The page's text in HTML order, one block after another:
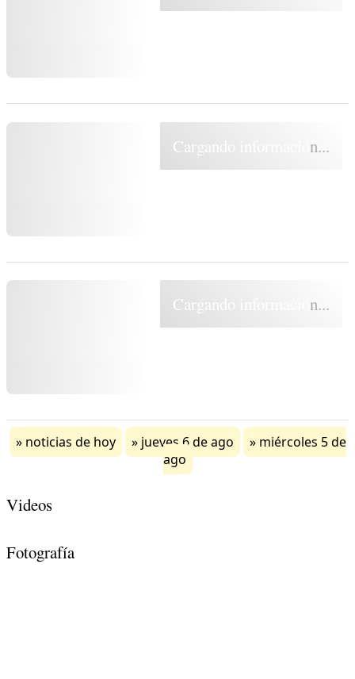
Cargando información...
Cargando información...
noticias de hoy jueves 6 de ago
miércoles 5 de
ago
Videos
Fotografía